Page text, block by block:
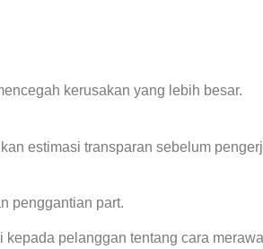
kerusakan yang lebih besar.
estimasi transparan sebelum
penggantian part.
pelanggan tentang cara